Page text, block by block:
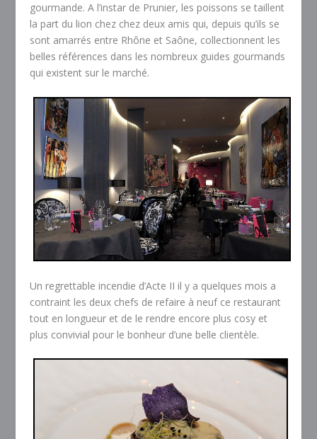
gourmande. A l’instar de Prunier, les poissons se taillent
la part du lion chez chez deux amis qui, depuis qu’ils se
sont amarrés entre Rhône et Saône, collectionnent les
belles références dans les nombreux guides gourmands
qui existent sur le marché.
Un regrettable incendie d’Acte II il y a quelques mois a
contraint les deux chefs de refaire à neuf ce restaurant
tout en longueur et de le rendre encore plus cosy et
plus convivial pour le bonheur d’une belle clientèle.